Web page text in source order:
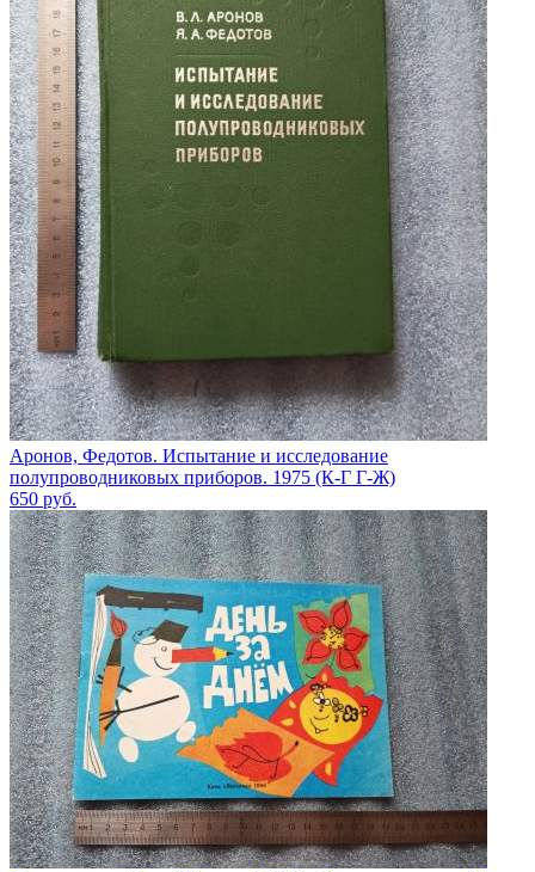
Аронов, Федотов. Испытание и исследование
полупроводниковых приборов. 1975 (К-Г Г-Ж)
650 руб.